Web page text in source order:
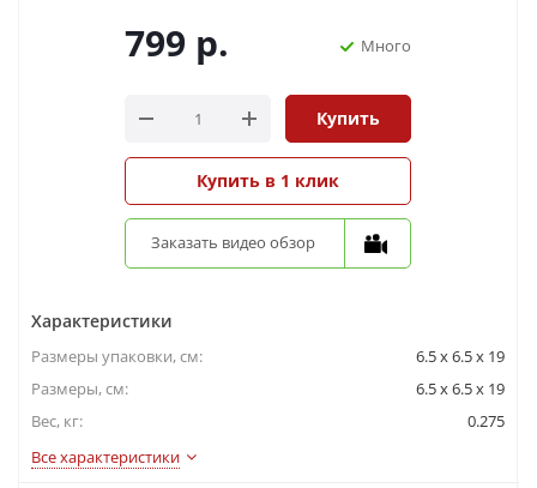
799 р. Много
Купить
Купить в 1 клик
Заказать видео обзор
Характеристики
Размеры упаковки, cм:
6.5 х 6.5 х 19
Размеры, см:
6.5 x 6.5 x 19
Вес, кг:
0.275
Все характеристики